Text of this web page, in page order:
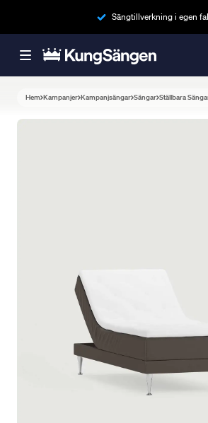
Sängtillverkning i egen
Hem Kampanjer Kampanjsängar Sängar Ställbara